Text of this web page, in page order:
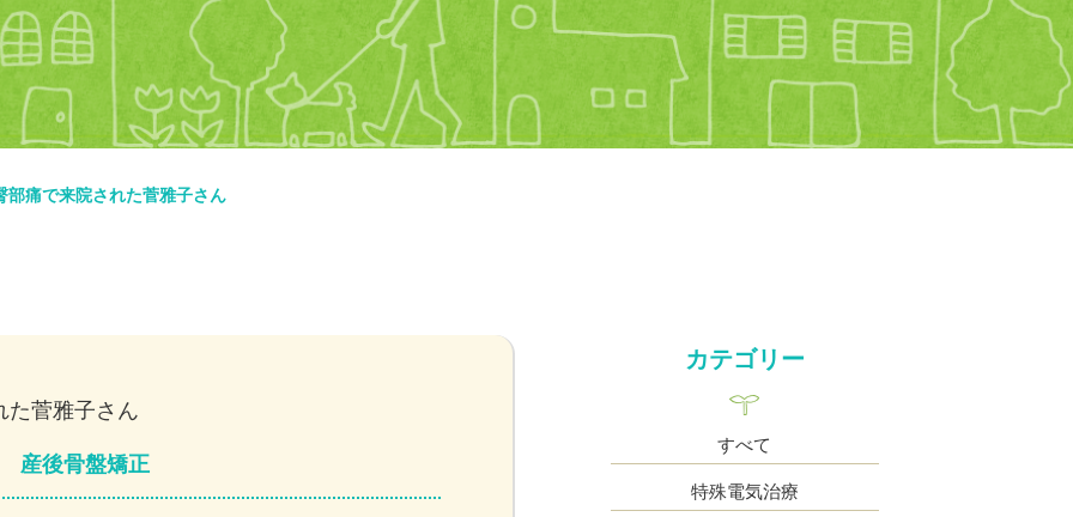
部痛で来院された菅雅子さん
た菅雅子さん
産後骨盤矯正
カテゴリー
すべて
特殊電気治療